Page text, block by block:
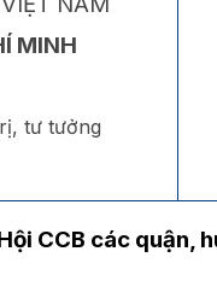
MINH
tư tưởng
CCB các quận,